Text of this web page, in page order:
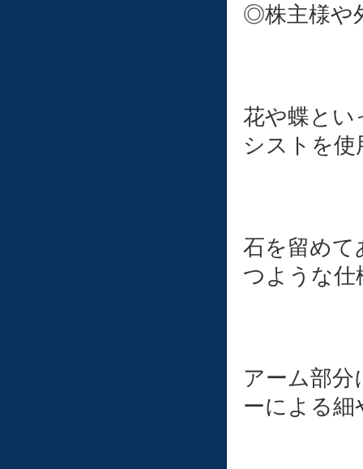
◎株主様や
花や蝶とい
シストを
石を留めて
つような
アーム部
ーによる